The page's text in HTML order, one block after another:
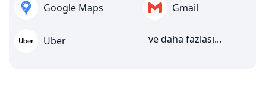
Google Maps Gmail
Uber ve daha fazlası...